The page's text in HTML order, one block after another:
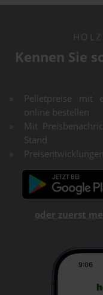
Kennen Sie
Pelletpreise mit
online bestellen
Mit
Stand
oder zuerst